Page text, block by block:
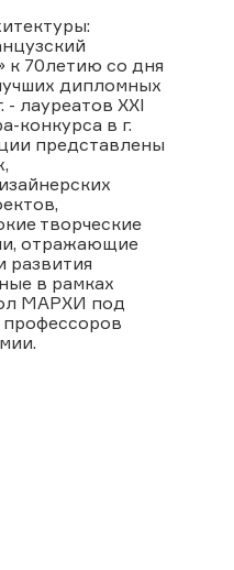
к 70летию со дня
дипломных
- лауреатов XXI
конкурса в г.
представлены
творческие
отражающие
развития
в рамках
МАРХИ под